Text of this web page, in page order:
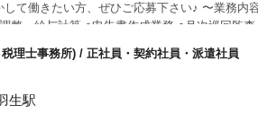
して働きたい方、ぜひご応募下さい♪ 〜業務内
整、給与計算 ○申告書作成業務 ○月次巡回監査
〜特徴〜 ＊シニア層活躍中 ＊社会保険完備
待ちしております／
理士事務所) / 正社員・契約社員・派遣社員
生駅